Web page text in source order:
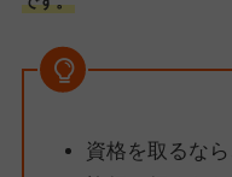
資格を取るな